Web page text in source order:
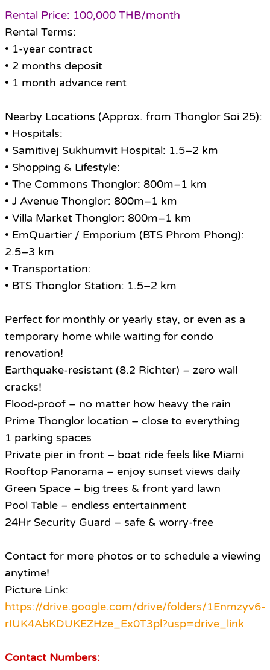
Rental Price: 100,000 THB/month
Rental Terms:
• 1-year contract
• 2 months deposit
• 1 month advance rent
Nearby Locations (Approx. from Thonglor Soi 25):
• Hospitals:
• Samitivej Sukhumvit Hospital: 1.5–2 km
• Shopping & Lifestyle:
• The Commons Thonglor: 800m–1 km
• J Avenue Thonglor: 800m–1 km
• Villa Market Thonglor: 800m–1 km
• EmQuartier / Emporium (BTS Phrom Phong):
2.5–3 km
• Transportation:
• BTS Thonglor Station: 1.5–2 km
Perfect for monthly or yearly stay, or even as a
temporary home while waiting for condo
renovation!
Earthquake-resistant (8.2 Richter) – zero wall
cracks!
Flood-proof – no matter how heavy the rain
Prime Thonglor location – close to everything
1 parking spaces
Private pier in front – boat ride feels like Miami
Rooftop Panorama – enjoy sunset views daily
Green Space – big trees & front yard lawn
Pool Table – endless entertainment
24Hr Security Guard – safe & worry-free
Contact for more photos or to schedule a viewing
anytime!
Picture Link:
https://drive.google.com/drive/folders/1Enmzyv6-
rIUK4AbKDUKEZHze_Ex0T3pl?usp=drive_link
Contact Numbers: